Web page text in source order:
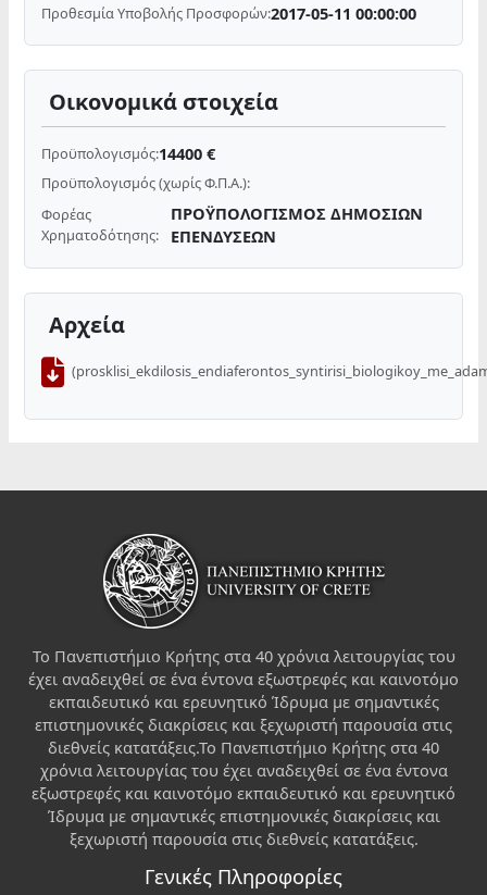
Προθεσμία Υποβολής Προσφορών:2017-05-11 00:00:00
Οικονομικά στοιχεία
Προϋπολογισμός:14400 €
Προϋπολογισμός (χωρίς Φ.Π.Α.):
Φορέας
Χρηματοδότησης:
ΠΡΟΫΠΟΛΟΓΙΣΜΟΣ ΔΗΜΟΣΙΩΝ
ΕΠΕΝΔΥΣΕΩΝ
Αρχεία
Το Πανεπιστήμιο Κρήτης στα 40 χρόνια λειτουργίας του
έχει αναδειχθεί σε ένα έντονα εξωστρεφές και καινοτόμο
εκπαιδευτικό και ερευνητικό Ίδρυμα με σημαντικές
επιστημονικές διακρίσεις και ξεχωριστή παρουσία στις
διεθνείς κατατάξεις.Το Πανεπιστήμιο Κρήτης στα 40
χρόνια λειτουργίας του έχει αναδειχθεί σε ένα έντονα
εξωστρεφές και καινοτόμο εκπαιδευτικό και ερευνητικό
Ίδρυμα με σημαντικές επιστημονικές διακρίσεις και
ξεχωριστή παρουσία στις διεθνείς κατατάξεις.
Γενικές Πληροφορίες